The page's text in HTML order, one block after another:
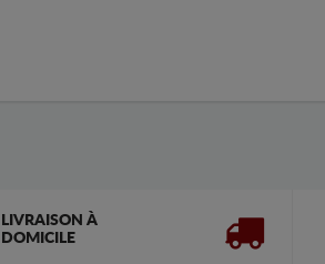
LIVRAISON À
DOMICILE